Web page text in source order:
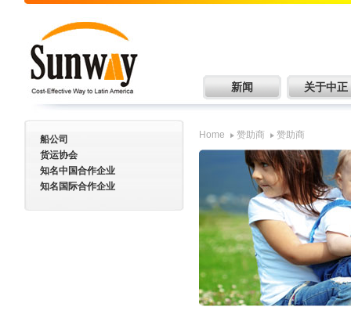
新闻 关于中正
船公司
货运协会
知名中国合作企业
知名国际合作企业
Home 赞助商 赞助商